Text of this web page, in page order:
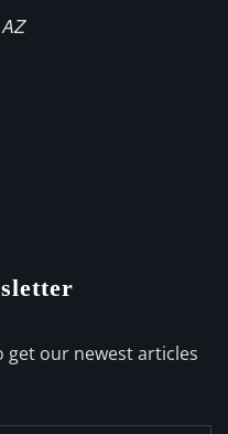
our newest articles